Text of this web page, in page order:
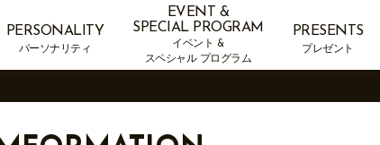
PERSONALITY
パーソナリティ
EVENT &
SPECIAL PROGRAM
イベント &
スペシャル プログラム
PRESENTS
プレゼント